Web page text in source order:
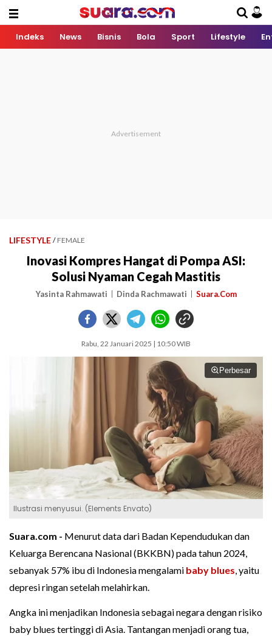
Indeks News Bisnis Bola Sport Lifestyle
LIFESTYLE / FEMALE
Inovasi Kompres Hangat di Pompa ASI:
Solusi Nyaman Cegah Mastitis
Yasinta Rahmawati Dinda Rachmawati Suara.Com
Rabu, 22 Januari 2025 | 10:50 WIB
Perbesar
Ilustrasi menyusui. (Elements Envato)
Suara.com - Menurut data dari Badan Kependudukan dan
Keluarga Berencana Nasional (BKKBN) pada tahun 2024,
sebanyak 57% ibu di Indonesia mengalami baby blues, yaitu
depresi ringan setelah melahirkan.
Angka ini menjadikan Indonesia sebagai negara dengan risiko
baby blues tertinggi di Asia. Tantangan menjadi orang tua,